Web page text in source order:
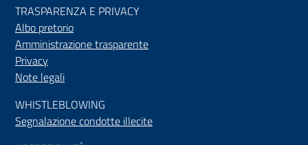
TRASPARENZA E PRIVACY
Albo pretorio
Amministrazione trasparente
Privacy
Note legali
WHISTLEBLOWING
Segnalazione condotte illecite